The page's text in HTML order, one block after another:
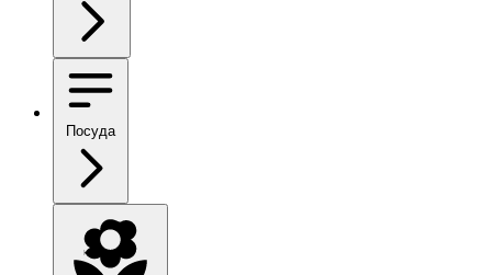
Посуда